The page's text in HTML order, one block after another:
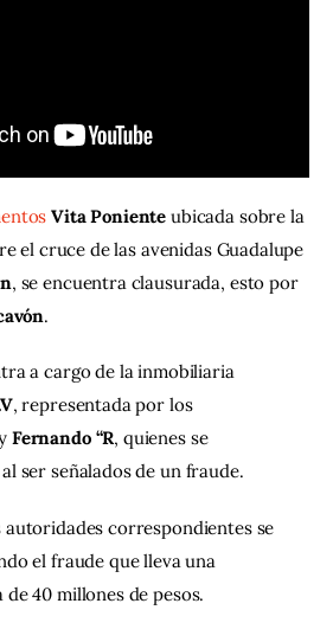
Vita Poniente ubicada sobre la
el cruce de las avenidas Guadalupe
, se encuentra clausurada, esto por
.
a cargo de la inmobiliaria
, representada por los
Fernando “R, quienes se
ser señalados de un fraude.
autoridades correspondientes se
el fraude que lleva una
40 millones de pesos.